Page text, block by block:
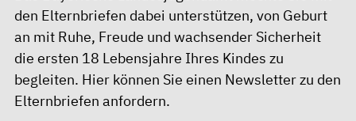
den Elternbriefen dabei unterstützen, von Geburt
an mit Ruhe, Freude und wachsender Sicherheit
die ersten 18 Lebensjahre Ihres Kindes zu
begleiten. Hier können Sie einen Newsletterzu den
Elternbriefen anfordern.